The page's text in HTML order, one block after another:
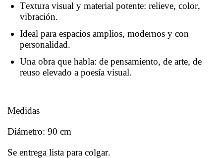
Textura visual y material potente: relieve, color,
vibración.
Ideal para espacios amplios, modernos y con
personalidad.
Una obra que habla: de pensamiento, de arte, de
reuso elevado a poesía visual.
Medidas
Diámetro: 90 cm
Se entrega lista para colgar.